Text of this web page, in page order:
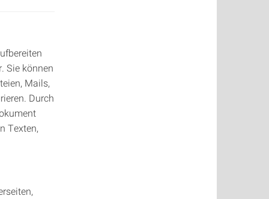
Sie können
Mails,
Durch
Texten,